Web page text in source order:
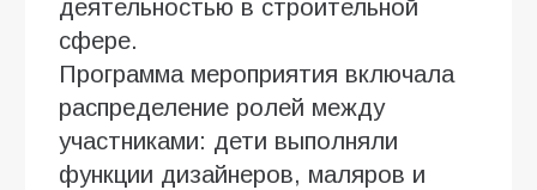
деятельностью в строительной
сфере.
Программа мероприятия включала
распределение ролей между
участниками: дети выполняли
функции дизайнеров, маляров и